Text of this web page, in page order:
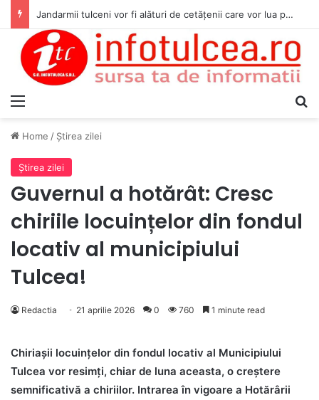
Jandarmii tulceni vor fi alături de cetățenii care vor lua parte la Festivalul Folk Țestos
Home / Ştirea zilei
Ştirea zilei
Guvernul a hotărât: Cresc
chiriile locuințelor din fondul
locativ al municipiului
Tulcea!
Redactia 21 aprilie 2026 0 760 1 minute read
Chiriașii locuințelor din fondul locativ al Municipiului
Tulcea vor resimți, chiar de luna aceasta, o creștere
semnificativă a chiriilor. Intrarea în vigoare a Hotărârii